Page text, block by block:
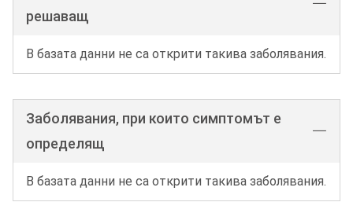
решаващ
В базата данни не са открити такива заболявания.
Заболявания, при които симптомът е
определящ
В базата данни не са открити такива заболявания.